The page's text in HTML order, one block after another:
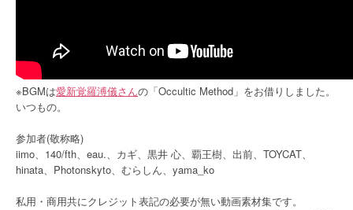
※BGMは愛新覚羅溥儀さんの「Occultic Method」をお借りしました。
いつもの。
参加者(敬称略)
iimo、140/fth、eau.、カギ、黒井 心、覇王樹、出前、TOYCAT、
hinata、Photonskyto、むらしん、yama_ko
私用・商用共にクレジット表記の必要が無い動画素材集です。